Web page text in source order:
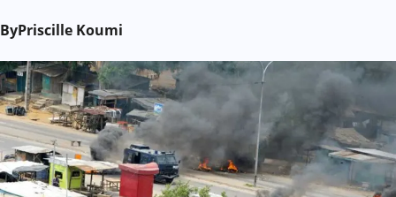
ByPriscille Koumi